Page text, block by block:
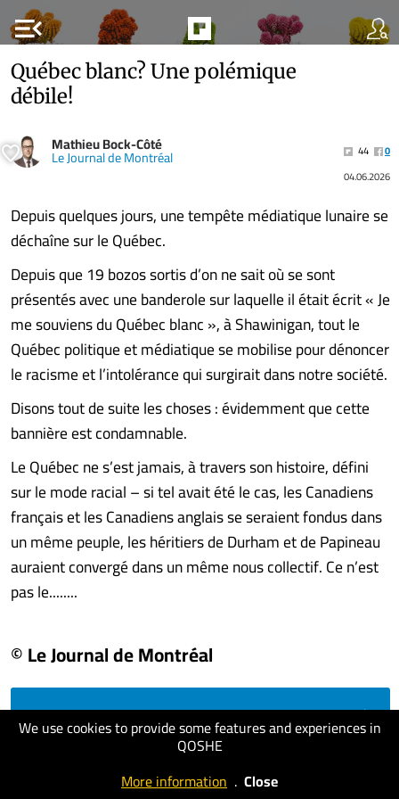
menu_open
We use cookies to provide some features and experiences in
QOSHE
More information . Close
Québec blanc? Une polémique
débile!
Mathieu Bock-Côté
Le Journal de Montréal 44
0
04.06.2026
Depuis quelques jours, une tempête médiatique lunaire se
déchaîne sur le Québec.
Depuis que 19 bozos sortis d’on ne sait où se sont
présentés avec une banderole sur laquelle il était écrit « Je
me souviens du Québec blanc », à Shawinigan, tout le
Québec politique et médiatique se mobilise pour dénoncer
le racisme et l’intolérance qui surgirait dans notre société.
Disons tout de suite les choses : évidemment que cette
bannière est condamnable.
Le Québec ne s’est jamais, à travers son histoire, défini
sur le mode racial – si tel avait été le cas, les Canadiens
français et les Canadiens anglais se seraient fondus dans
un même peuple, les héritiers de Durham et de Papineau
auraient convergé dans un même nous collectif. Ce n’est
pas le........
© Le Journal de Montréal
visit website